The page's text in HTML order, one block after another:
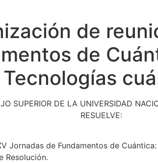
de
de
SUPERIOR DE LA UNIVERSIDAD
RESUELVE:
Jornadas de Fundamentos de
Resolución.